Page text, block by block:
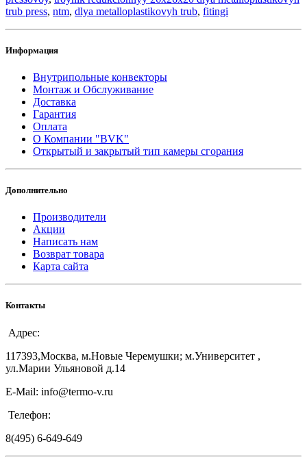
trub press, ntm, dlya metalloplastikovyh trub, fitingi
Информация
Внутрипольные конвекторы
Монтаж и Обслуживание
Доставка
Гарантия
Оплата
О Компании "BVK"
Открытый и закрытый тип камеры сгорания
Дополнительно
Производители
Акции
Написать нам
Возврат товара
Карта сайта
Контакты
Адрес:
117393,Москва, м.Новые Черемушки; м.Университет ,
ул.Марии Ульяновой д.14
E-Mail: info@termo-v.ru
Телефон:
8(495) 6-649-649